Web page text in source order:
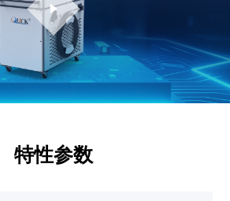
特性参数